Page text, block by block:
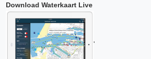
Download Waterkaart Live
'